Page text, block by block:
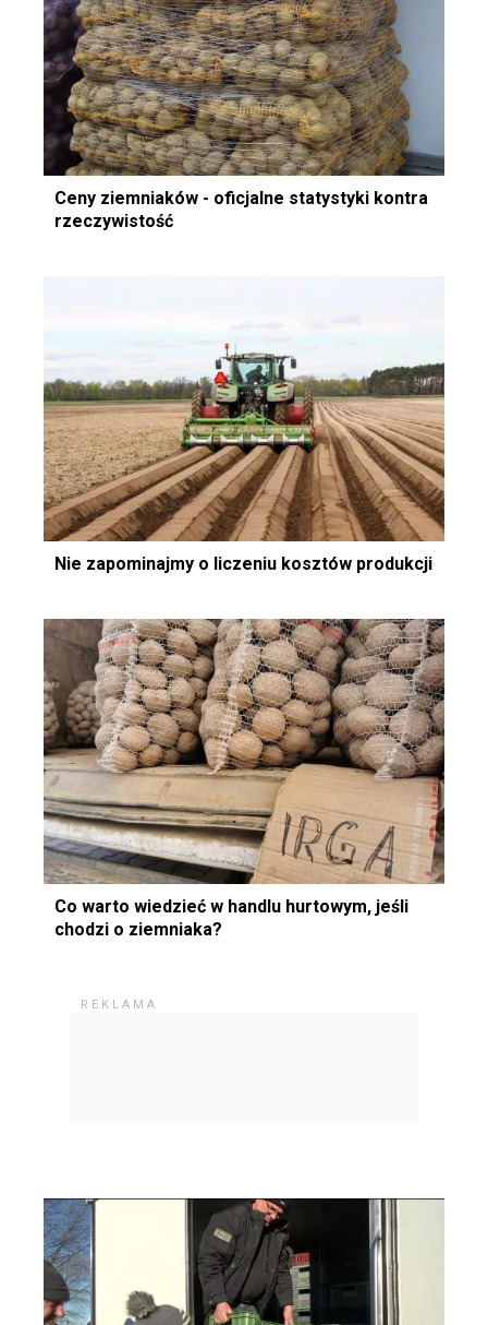
Ceny ziemniaków - oficjalne statystyki kontra
rzeczywistość
Nie zapominajmy o liczeniu kosztów produkcji
Co warto wiedzieć w handlu hurtowym, jeśli
chodzi o ziemniaka?